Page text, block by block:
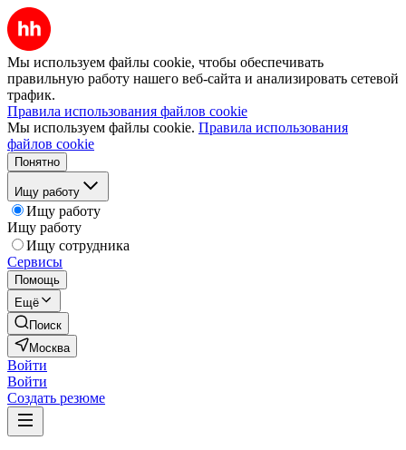
Мы используем файлы cookie, чтобы обеспечивать
правильную работу нашего веб-сайта и анализировать сетевой
трафик.
Правила использования файлов cookie
Мы используем файлы cookie. Правила использования
файлов cookie
Понятно
Ищу работу
Ищу работу
Ищу работу
Ищу сотрудника
Сервисы
Помощь
Ещё
Поиск
Москва
Войти
Войти
Создать резюме